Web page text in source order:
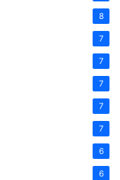
8
7
7
7
7
7
6
6